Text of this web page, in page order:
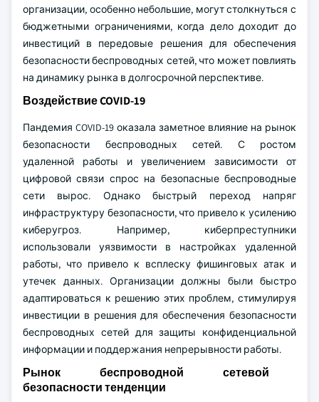
организации, особенно небольшие, могут столкнуться с
бюджетными ограничениями, когда дело доходит до
инвестиций в передовые решения для обеспечения
безопасности беспроводных сетей, что может повлиять
на динамику рынка в долгосрочной перспективе.
Воздействие COVID-19
Пандемия COVID-19 оказала заметное влияние на рынок
безопасности беспроводных сетей. С ростом
удаленной работы и увеличением зависимости от
цифровой связи спрос на безопасные беспроводные
сети вырос. Однако быстрый переход напряг
инфраструктуру безопасности, что привело к усилению
киберугроз. Например, киберпреступники
использовали уязвимости в настройках удаленной
работы, что привело к всплеску фишинговых атак и
утечек данных. Организации должны были быстро
адаптироваться к решению этих проблем, стимулируя
инвестиции в решения для обеспечения безопасности
беспроводных сетей для защиты конфиденциальной
информации и поддержания непрерывности работы.
Рынок беспроводной сетевой
безопасности тенденции